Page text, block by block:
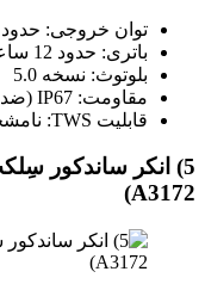
توان خروجی: حدود 8 وات
باتری: حدود 12 ساعت
بلوتوث: نسخه 5.0
مقاومت: IP67 (ضد آب و گردوغبار)
قابلیت TWS: نامشخص
A3172)